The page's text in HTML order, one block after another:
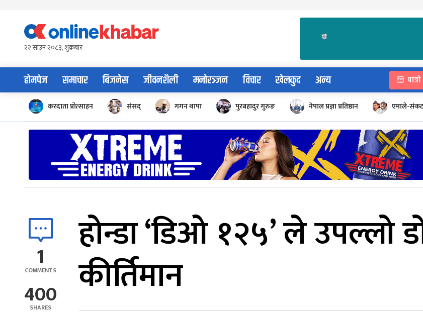
content२२ साउन २०८३, शुक्रबार
होमपेज समाचार बिजनेस जीवनशैली मनोरञ्जन विचार खेलकुद अन्य पात्रो
करदाता प्रोत्साहन संसद् गगन थापा पुरबहादुर गुरुङ नेपाल प्रज्ञा प्रतिष्ठान एमाले-संकट
1
COMMENTS
400
SHARES
होन्डा ‘डिओ १२५’ ले उपल्लो
कीर्तिमान